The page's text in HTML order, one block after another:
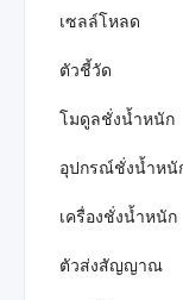
เซลล์โหลด
ตัวชี้วัด
โมดูลชั่งน้ำหนัก
อุปกรณ์ชั่งน้ำหนั
เครื่องชั่งน้ำหนัก
ตัวส่งสัญญาณ